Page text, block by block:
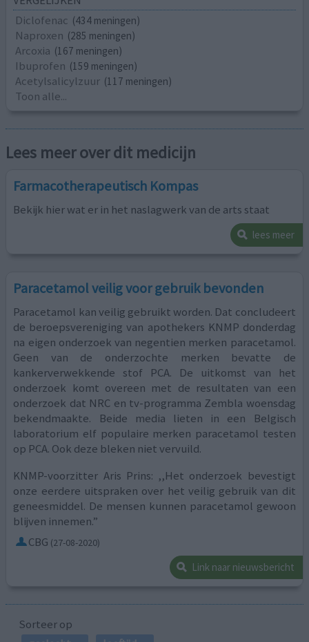
Diclofenac (434 meningen)
Naproxen (285 meningen)
Arcoxia (167 meningen)
Ibuprofen (159 meningen)
Acetylsalicylzuur (117 meningen)
Toon alle...
Lees meer over dit medicijn
Farmacotherapeutisch Kompas
Bekijk hier wat er in het naslagwerk van de arts staat
lees meer
Paracetamol veilig voor gebruik bevonden
Paracetamol kan veilig gebruikt worden. Dat concludeert
de beroepsvereniging van apothekers KNMP donderdag
na eigen onderzoek van negentien merken paracetamol.
Geen van de onderzochte merken bevatte de
kankerverwekkende stof PCA. De uitkomst van het
onderzoek komt overeen met de resultaten van een
onderzoek dat NRC en tv-programma Zembla woensdag
bekendmaakte. Beide media lieten in een Belgisch
laboratorium elf populaire merken paracetamol testen
op PCA. Ook deze bleken niet vervuild.
KNMP-voorzitter Aris Prins: ,,Het onderzoek bevestigt
onze eerdere uitspraken over het veilig gebruik van dit
geneesmiddel. De mensen kunnen paracetamol gewoon
blijven innemen.”
CBG (27-08-2020)
Link naar nieuwsbericht
Sorteer op